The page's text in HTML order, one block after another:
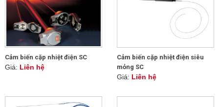
Cảm biến cặp nhiệt điện SC
Giá: Liên hệ
Cảm biến cặp nhiệt điện siêu
mỏng SC
Giá: Liên hệ